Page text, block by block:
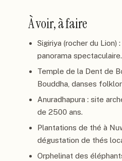
À voir, à faire
Sigiriya (rocher du
panorama spectaculaire.
Temple de la Dent de
Bouddha, danses
Anuradhapura : site
de 2500 ans.
Plantations de thé à
dégustation de thés
Orphelinat des